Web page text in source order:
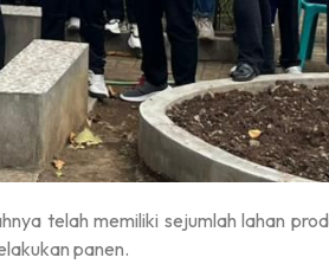
telah memiliki sejumlah lahan
panen.